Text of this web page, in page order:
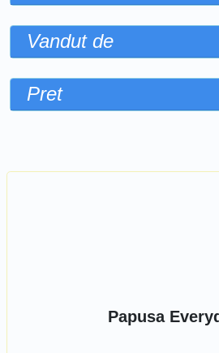
Vandut de
Pret
Papusa